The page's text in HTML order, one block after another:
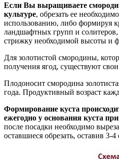
Если Вы выращиваете
культуре, обрезать ее
использованию, либо формируя
ландшафтных групп и
стрижку необходимой высоты и
Для золотистой смородины,
получения ягод, существуют
Плодоносит смородина
года. Продуктивный возраст
Формирование куста
ежегодно у основания куста
после посадки необходимо
оставшиеся обрезать, оставив 3-